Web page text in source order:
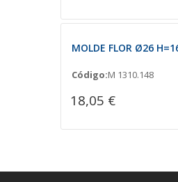
MOLDE FLOR Ø26
Código:M 1310.148
18,05 €